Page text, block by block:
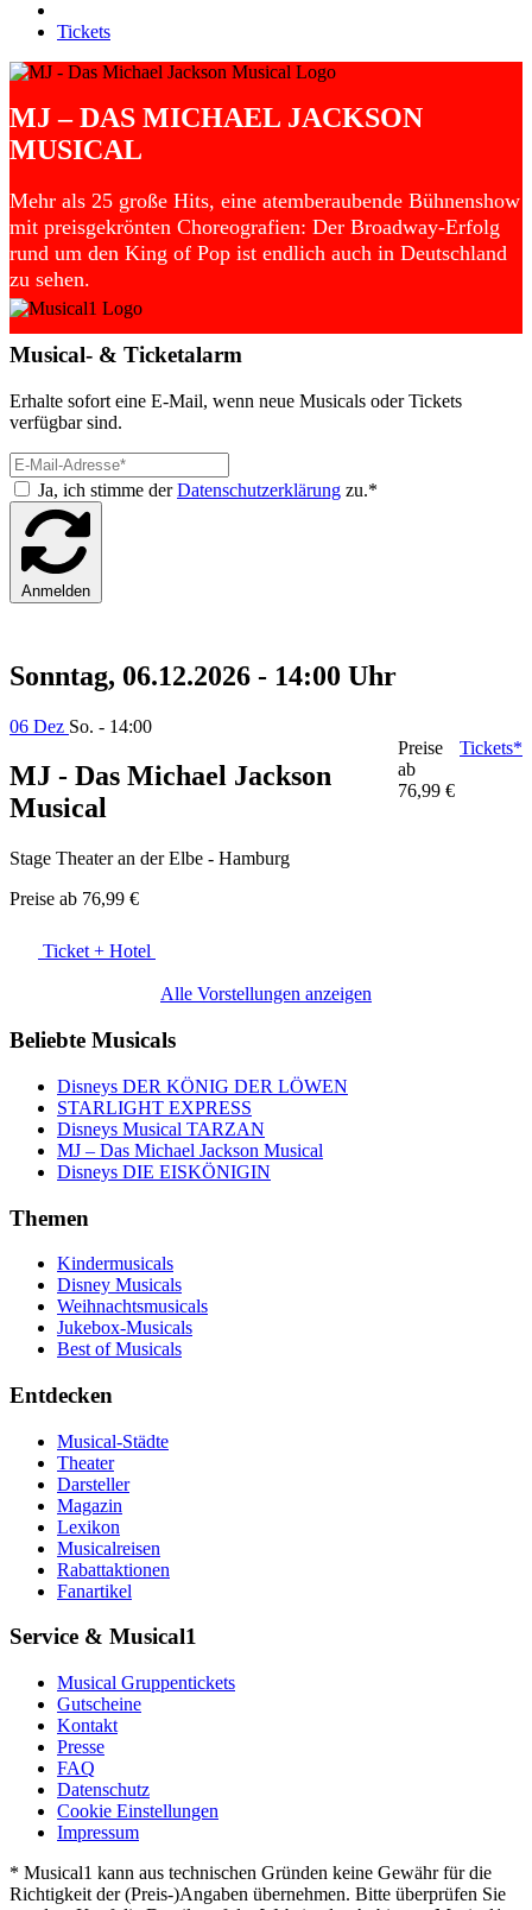
Tickets
MJ – DAS MICHAEL JACKSON
MUSICAL
Mehr als 25 große Hits, eine atemberaubende Bühnenshow
mit preisgekrönten Choreografien: Der Broadway-Erfolg
rund um den King of Pop ist endlich auch in Deutschland
zu sehen.
Musical- & Ticketalarm
Erhalte sofort eine E-Mail, wenn neue Musicals oder Tickets
verfügbar sind.
Ja, ich stimme derDatenschutzerklärung zu.*
Anmelden
Sonntag, 06.12.2026 - 14:00 Uhr
06 Dez So. - 14:00
MJ - Das Michael Jackson
Musical
Stage Theater an der Elbe - Hamburg
Preise ab 76,99 €
Preise
ab
76,99 €
Tickets*
Ticket + Hotel
Alle Vorstellungen anzeigen
Beliebte Musicals
Disneys DER KÖNIG DER LÖWEN
STARLIGHT EXPRESS
Disneys Musical TARZAN
MJ – Das Michael Jackson Musical
Disneys DIE EISKÖNIGIN
Themen
Kindermusicals
Disney Musicals
Weihnachtsmusicals
Jukebox-Musicals
Best of Musicals
Entdecken
Musical-Städte
Theater
Darsteller
Magazin
Lexikon
Musicalreisen
Rabattaktionen
Fanartikel
Service & Musical1
Musical Gruppentickets
Gutscheine
Kontakt
Presse
FAQ
Datenschutz
Cookie Einstellungen
Impressum
* Musical1 kann aus technischen Gründen keine Gewähr für die
Richtigkeit der (Preis-)Angaben übernehmen. Bitte überprüfen Sie